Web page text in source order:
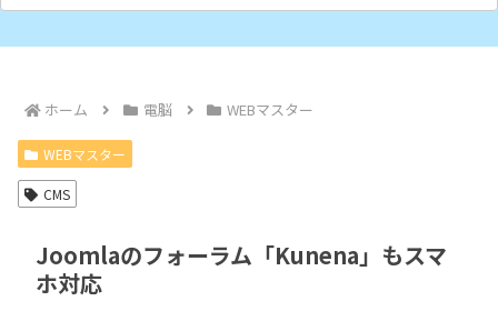
ホーム 電脳 WEBマスター
WEBマスター
CMS
Joomlaのフォーラム「Kunena」もスマ
ホ対応